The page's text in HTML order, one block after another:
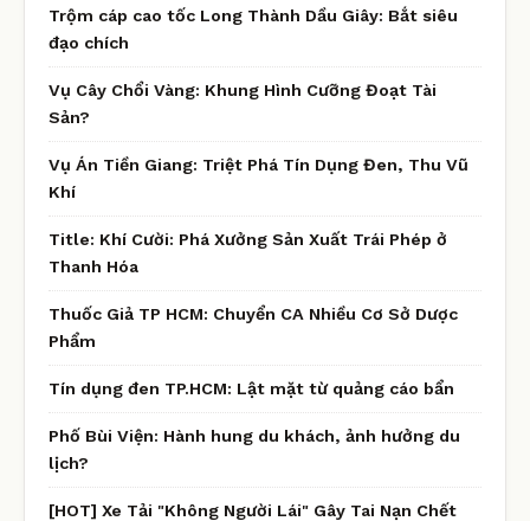
Trộm cáp cao tốc Long Thành Dầu Giây: Bắt siêu
đạo chích
Vụ Cây Chổi Vàng: Khung Hình Cưỡng Đoạt Tài
Sản?
Vụ Án Tiền Giang: Triệt Phá Tín Dụng Đen, Thu Vũ
Khí
Title: Khí Cười: Phá Xưởng Sản Xuất Trái Phép ở
Thanh Hóa
Thuốc Giả TP HCM: Chuyển CA Nhiều Cơ Sở Dược
Phẩm
Tín dụng đen TP.HCM: Lật mặt từ quảng cáo bẩn
Phố Bùi Viện: Hành hung du khách, ảnh hưởng du
lịch?
[HOT] Xe Tải "Không Người Lái" Gây Tai Nạn Chết